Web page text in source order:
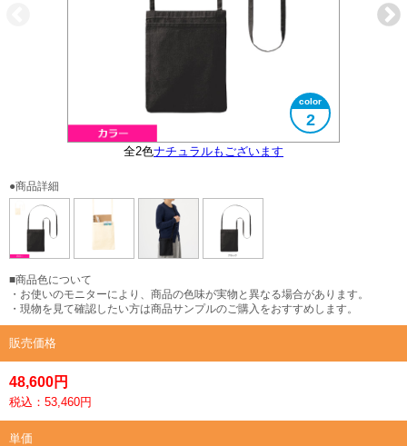
全2色ナチュラルもございます
2
使用イメージ
大きさイメージ
●商品詳細
■商品色について
・お使いのモニターにより、商品の色味が実物と異なる場合があります。
・現物を見て確認したい方は商品サンプルのご購入をおすすめします。
販売価格
48,600円
税込：53,460円
単価